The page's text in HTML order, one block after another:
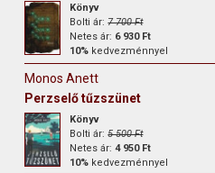
Könyv
Bolti ár:7 700 Ft
Netes ár: 6 930 Ft
10% kedvezménnyel
Monos Anett
Perzselő tűzszünet
Könyv
Bolti ár:5 500 Ft
Netes ár:4 950 Ft
10% kedvezménnyel